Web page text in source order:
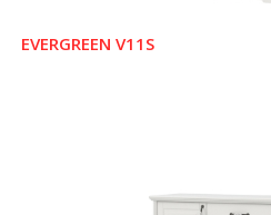
EVERGREEN V11S